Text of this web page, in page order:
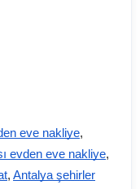
eve nakliye,
evden eve nakliye,
, Antalya şehirler